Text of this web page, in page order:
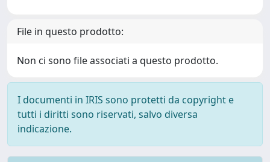
File in questo prodotto:
Non ci sono file associati a questo prodotto.
I documenti in IRIS sono protetti da copyright e
tutti i diritti sono riservati, salvo diversa
indicazione.